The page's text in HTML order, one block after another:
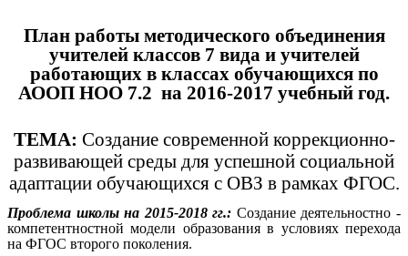
План работы методического объединения
учителей классов 7 вида и учителей
работающих в классах обучающихся по
АООП НОО 7.2 на 2016-2017 учебный год.
ТЕМА: Создание современной коррекционно-
развивающей среды для успешной социальной
адаптации обучающихся с ОВЗ в рамках ФГОС.
Проблема школы на 2015-2018 гг.: Создание деятельностно -
компетентностной модели образования в условиях перехода
на ФГОС второго поколения.